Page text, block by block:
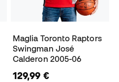
Maglia Toronto Raptors
Swingman José
Calderon 2005-06
129,99 €